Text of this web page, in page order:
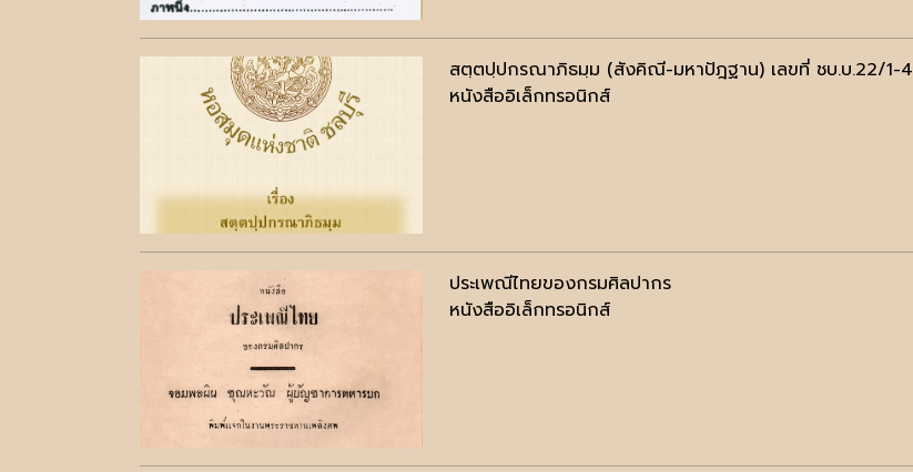
สตฺตปฺปกรณาภิธมฺม (สังคิณี-มหาปัฎฐาน) เลขที่ ชบ.บ.22/1-4
หนังสืออิเล็กทรอนิกส์
ประเพณีไทยของกรมศิลปากร
หนังสืออิเล็กทรอนิกส์